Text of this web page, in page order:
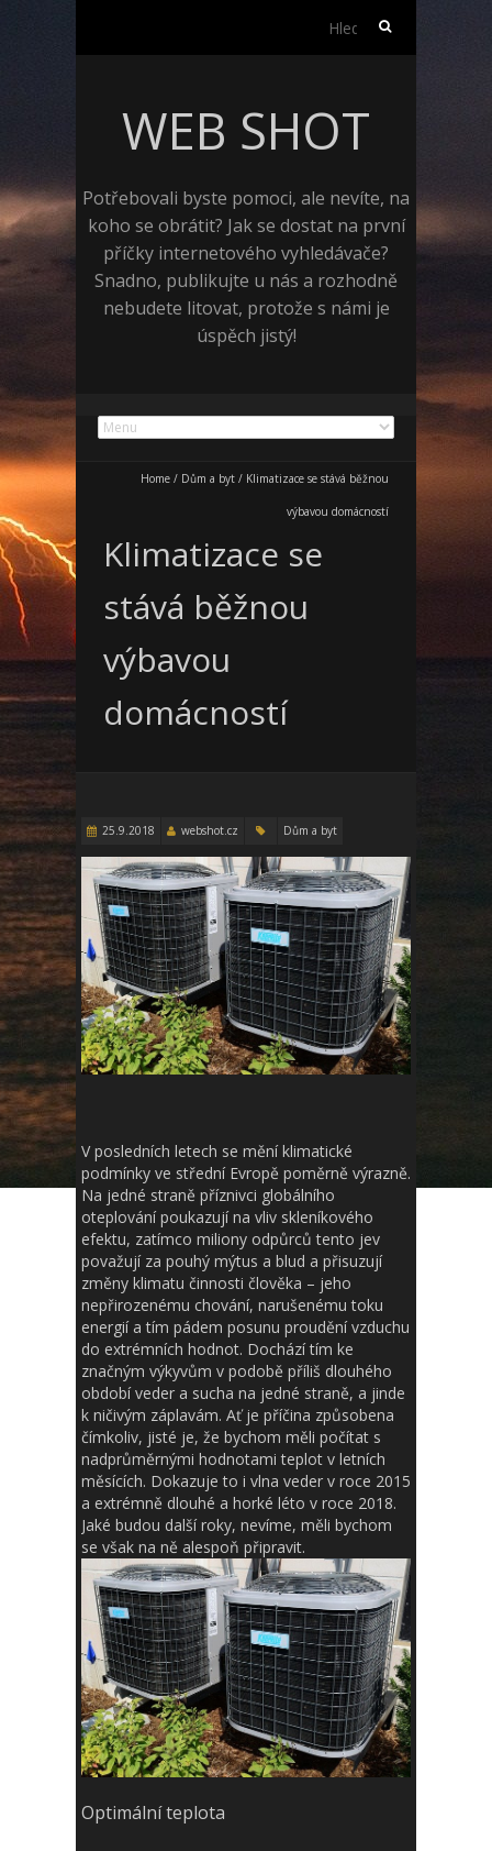
Vyhledávání
WEB SHOT
Potřebovali byste pomoci, ale nevíte, na
koho se obrátit? Jak se dostat na první
příčky internetového vyhledávače?
Snadno, publikujte u nás a rozhodně
nebudete litovat, protože s námi je
úspěch jistý!
Home / Dům a byt / Klimatizace se stává běžnou
výbavou domácností
Klimatizace se
stává běžnou
výbavou
domácností
25.9.2018 webshot.cz Dům a byt
V posledních letech se mění klimatické
podmínky ve střední Evropě poměrně výrazně.
Na jedné straně příznivci globálního
oteplování poukazují na vliv skleníkového
efektu, zatímco miliony odpůrců tento jev
považují za pouhý mýtus a blud a přisuzují
změny klimatu činnosti člověka – jeho
nepřirozenému chování, narušenému toku
energií a tím pádem posunu proudění vzduchu
do extrémních hodnot. Dochází tím ke
značným výkyvům v podobě příliš dlouhého
období veder a sucha na jedné straně, a jinde
k ničivým záplavám. Ať je příčina způsobena
čímkoliv, jisté je, že bychom měli počítat s
nadprůměrnými hodnotami teplot v letních
měsících. Dokazuje to i vlna veder v roce 2015
a extrémně dlouhé a horké léto v roce 2018.
Jaké budou další roky, nevíme, měli bychom
se však na ně alespoň připravit.
Optimální teplota